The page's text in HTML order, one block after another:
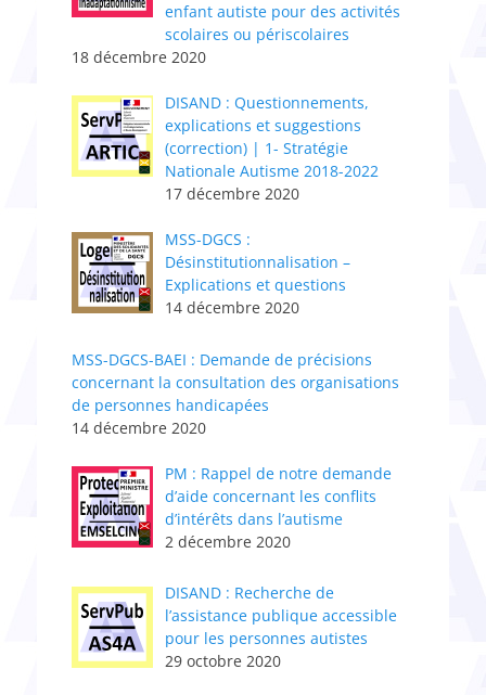
enfant autiste pour des activités
scolaires ou périscolaires
18 décembre 2020
DISAND : Questionnements,
explications et suggestions
(correction) | 1- Stratégie
Nationale Autisme 2018-2022
17 décembre 2020
MSS-DGCS :
Désinstitutionnalisation –
Explications et questions
14 décembre 2020
MSS-DGCS-BAEI : Demande de précisions
concernant la consultation des organisations
de personnes handicapées
14 décembre 2020
PM : Rappel de notre demande
d’aide concernant les conflits
d’intérêts dans l’autisme
2 décembre 2020
DISAND : Recherche de
l’assistance publique accessible
pour les personnes autistes
29 octobre 2020